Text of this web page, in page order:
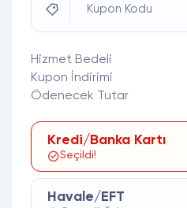
Kupon Kodu
Hizmet Bedeli
Kupon İndirimi
Ödenecek Tutar
Kredi/Banka Kartı
Seçildi!
Havale/EFT